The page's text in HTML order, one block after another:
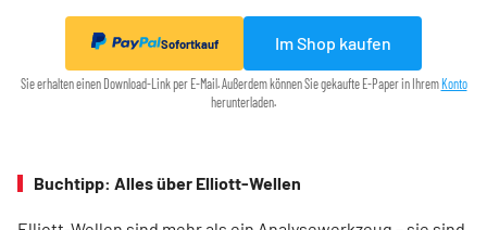
Sofortkauf Im Shop kaufen
Sie erhalten einen Download-Link per E-Mail. Außerdem können Sie gekaufte E-Paper in Ihrem Konto
herunterladen.
Buchtipp: Alles über Elliott-Wellen